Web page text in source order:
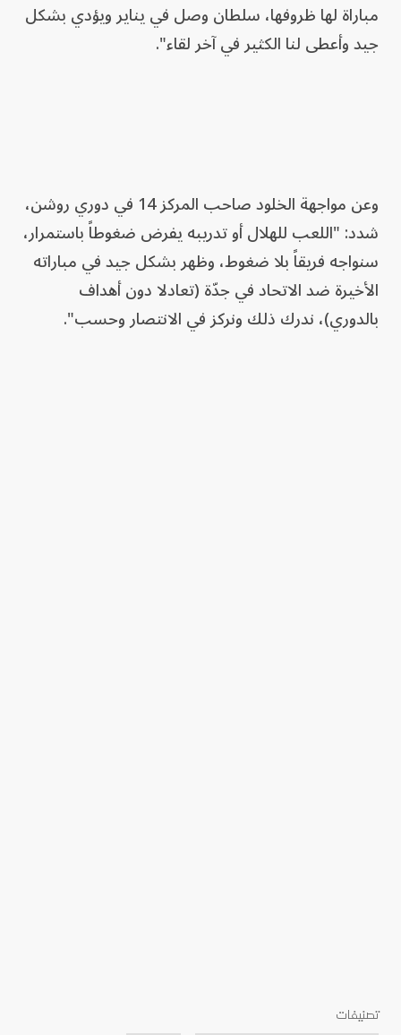
مباراة لها ظروفها، سلطان وصل في يناير ويؤدي بشكل
جيد وأعطى لنا الكثير في آخر لقاء".
وعن مواجهة الخلود صاحب المركز 14 في دوري روشن،
شدد: "اللعب للهلال أو تدريبه يفرض ضغوطاً باستمرار،
سنواجه فريقاً بلا ضغوط، وظهر بشكل جيد في مباراته
الأخيرة ضد الاتحاد في جدّة (تعادلا دون أهداف
بالدوري)، ندرك ذلك ونركز في الانتصار وحسب".
تصنيفات